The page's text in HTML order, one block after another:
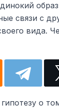
связи с
вида.
о